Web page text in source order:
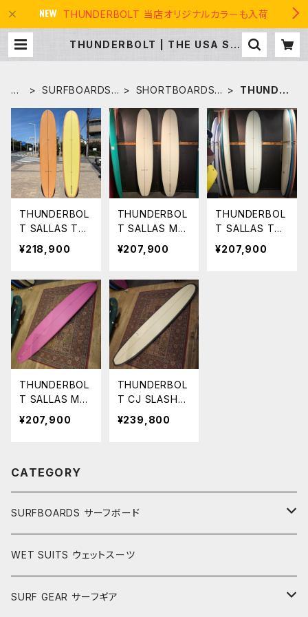
THUNDERBOLT 当店オリジナルカラーも入荷
THUNDERBOLT | THE USA SU
H
SURFBOARDS
SHORTBOARDS
THUNDE
THUNDERBOL
T SALLAS TSU
NAMI 9'4" US
A SURF オリジ
イサラス Kai S
allas
¥218,900
THUNDERBOL
T SALLAS MA
NGO JAM
9'4" VOLAN
マンゴージャム
¥207,900
THUNDERBOL
T SALLAS TSU
NAMI 9'4" カラ
ー SAGE カイサ
¥207,900
THUNDERBOL
T SALLAS MA
NGO JAM
9'4" MAGEN
ャム
¥207,900
THUNDERBOL
T CJ SLASHER
LOW PRO
¥239,800
CATEGORY
SURFBOARDS サーフボード
LONGBOARDS ロングボード
AKIRA ISHIZUKA
SHORTBOARDS ショートボード
WET SUITS ウェットスーツ
SURF GEAR サーフギア